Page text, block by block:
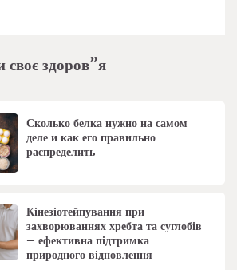
своє здоров”я
Сколько белка нужно на самом
деле и как его правильно
распределить
Кінезіотейпування при
захворюваннях хребта та суглобів
– ефективна підтримка
природного відновлення